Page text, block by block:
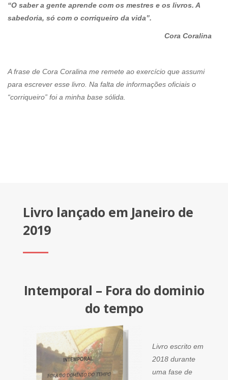
“O saber a gente aprende com os mestres e os livros. A
sabedoria, só com o corriqueiro da vida”.
Cora Coralina
A frase de Cora Coralina me remete ao exercício que assumi
para escrever esse livro. Na falta de informações oficiais o
“corriqueiro” foi a minha base sólida.
Livro lançado em Janeiro de
2019
Intemporal – Fora do dominio
do tempo
Livro escrito em
2018 durante
uma fase de